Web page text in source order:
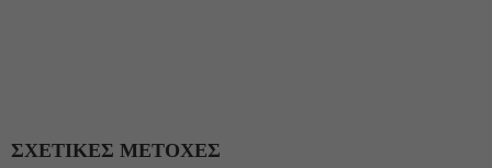
ΣΧΕΤΙΚΕΣ ΜΕΤΟΧΕΣ